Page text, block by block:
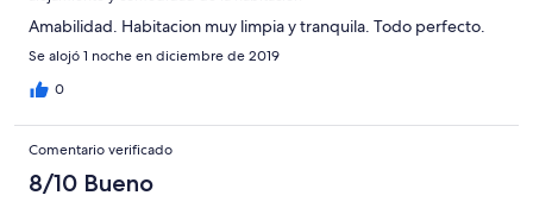
Amabilidad. Habitacion muy limpia y tranquila. Todo perfecto.
Se alojó 1 noche en diciembre de 2019
0
Comentario verificado
8/10 Bueno